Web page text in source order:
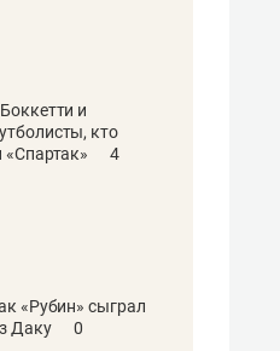
и
кто
«Спартак»
4
«Рубин» сыграл
Даку
0